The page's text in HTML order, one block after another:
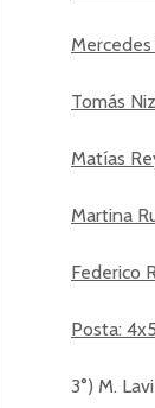
Tomás
Matías
Martina
Federico
Posta:
3°) M.